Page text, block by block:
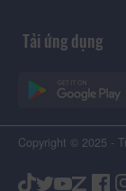
Tải ứng dụng
Copyright © 2025 -